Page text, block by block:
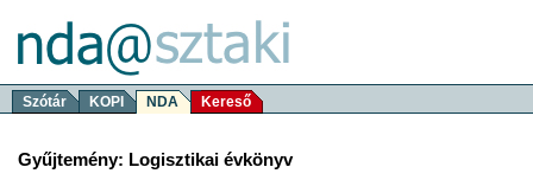
Szótár KOPI NDA Kereső
Gyűjtemény: Logisztikai évkönyv